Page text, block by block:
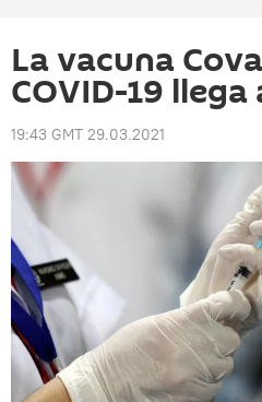
La vacuna
COVID-19
19:43 GMT 29.03.2021